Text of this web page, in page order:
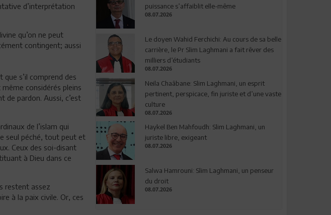
d’interprétation
qu’on ne peut
contingent; aussi
s’il comprend des
considérés pleins
de pardon. Aussi, c’est
de l’islam qui
seul péché, tout peut et
Ceux des soi-disant
à Dieu dans ce
restent assez
à la paix civile. Or, ces
puissance s’affaiblit elle-même
08.07.2026
Le doyen Wahid Ferchichi: Au cours de sa belle
carrière, le Pr Slim Laghmani a fait rêver des
milliers d’étudiants
08.07.2026
Neila Chaâbane: Slim Laghmani, un esprit
pertinent, perspicace, fin juriste et d’une vaste
culture
08.07.2026
Haykel Ben Mahfoudh: Slim Laghmani, un
juriste libre, exigeant
08.07.2026
Salwa Hamrouni: Slim Laghmani, un penseur
du droit
08.07.2026